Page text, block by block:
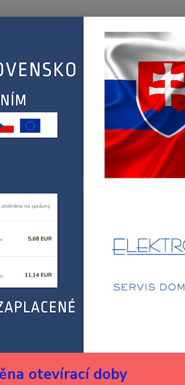
KONTAKT
(Po-
tlakové hrnce FAGOR VENTIL K
K TLAKOVÉMU
Číslo
otevírací doby